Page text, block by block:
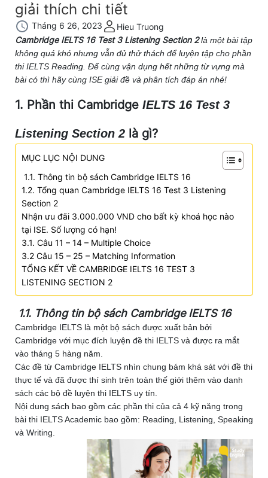
giải thích chi tiết
Tháng 6 26, 2023
Hieu Truong
Cambridge IELTS 16 Test 3 Listening Section 2là một bài tập
không quá khó nhưng vẫn đủ thử thách để luyện tập cho phần
thi IELTS Reading. Để cùng vận dụng hết những từ vựng mà
bài có thì hãy cùng ISE giải đề và phân tích đáp án nhé!
1. Phần thi Cambridge IELTS 16 Test 3
Listening Section 2 là gì?
MỤC LỤC NỘI DUNG
1.1. Thông tin bộ sách Cambridge IELTS 16
1.2. Tổng quan Cambridge IELTS 16 Test 3 Listening
Section 2
Nhận ưu đãi 3.000.000 VND cho bất kỳ khoá học nào
tại ISE. Số lượng có hạn!
3.1. Câu 11 – 14 – Multiple Choice
3.2 Câu 15 – 25 – Matching Information
TỔNG KẾT VỀ CAMBRIDGE IELTS 16 TEST 3
LISTENING SECTION 2
1.1. Thông tin bộ sách Cambridge IELTS 16
Cambridge IELTS là một bộ sách được xuất bản bởi
Cambridge với mục đích luyện đề thi IELTS và được ra mắt
vào tháng 5 hàng năm.
Các đề từ Cambridge IELTS nhìn chung bám khá sát với đề thi
thực tế và đã được thí sinh trên toàn thế giới thêm vào danh
sách các bộ đề luyện thi IELTS uy tín.
Nội dung sách bao gồm các phần thi của cả 4 kỹ năng trong
bài thi IELTS Academic bao gồm: Reading, Listening, Speaking
và Writing.